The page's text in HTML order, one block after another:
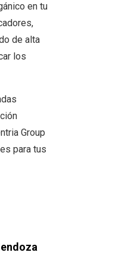
en tu
de alta
los
Group
para tus